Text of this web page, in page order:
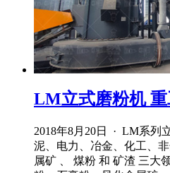
LM立式磨粉机
2018年8月20日 · LM系列
泥、电力、冶金、化工、
属矿 、 煤粉 和 矿渣 三大